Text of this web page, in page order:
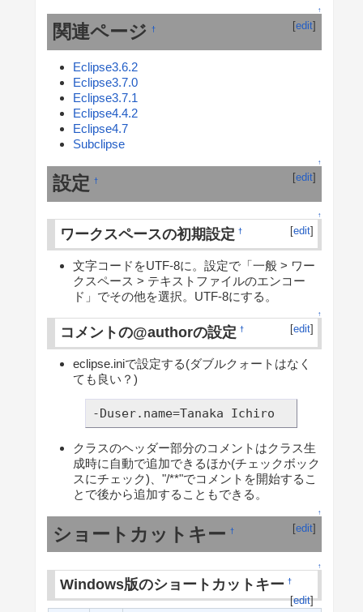
↑
関連ページ † [edit]
Eclipse3.6.2
Eclipse3.7.0
Eclipse3.7.1
Eclipse4.4.2
Eclipse4.7
Subclipse
↑
設定 † [edit]
↑
ワークスペースの初期設定 † [edit]
文字コードをUTF-8に。設定で「一般 > ワー
クスペース > テキストファイルのエンコー
ド」でその他を選択。UTF-8にする。
↑
コメントの@authorの設定 † [edit]
eclipse.iniで設定する(ダブルクォートはなく
ても良い？)
-Duser.name=Tanaka Ichiro
クラスのヘッダー部分のコメントはクラス生
成時に自動で追加できるほか(チェックボック
スにチェック)、"/**"でコメントを開始するこ
とで後から追加することもできる。
↑
ショートカットキー † [edit]
↑
Windows版のショートカットキー †
[edit]